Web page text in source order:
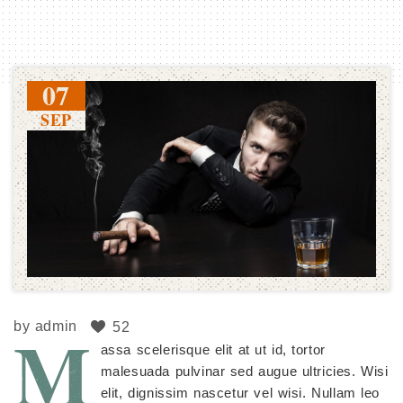
07
SEP
by admin 52
M
assa scelerisque elit at ut id, tortor
malesuada pulvinar sed augue ultricies. Wisi
elit, dignissim nascetur vel wisi. Nullam leo